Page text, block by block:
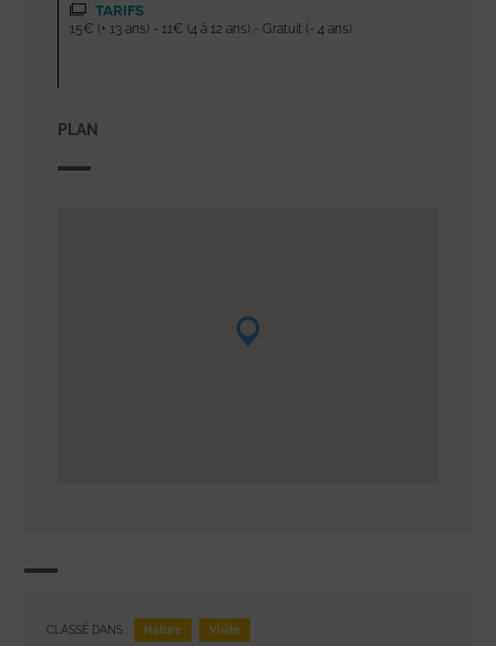
TARIFS
15€ (+ 13 ans) - 11€ (4 à 12 ans) - Gratuit (- 4 ans)
PLAN
CLASSÉ DANS : Nature Visite